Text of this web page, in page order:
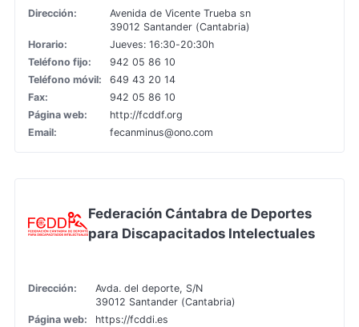
Dirección:
Avenida de Vicente Trueba sn
39012 Santander (Cantabria)
Horario:
Jueves: 16:30-20:30h
Teléfono fijo:
942 05 86 10
Teléfono móvil:
649 43 20 14
Fax:
942 05 86 10
Página web:
http://fcddf.org
Email:
fecanminus@ono.com
Federación Cántabra de Deportes
para Discapacitados Intelectuales
Dirección:
Avda. del deporte, S/N
39012 Santander (Cantabria)
Página web:
https://fcddi.es